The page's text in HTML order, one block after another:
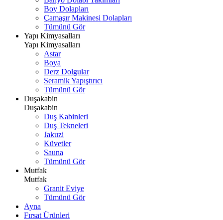
Boy Dolapları
Çamaşır Makinesi Dolapları
Tümünü Gör
Yapı Kimyasalları
Yapı Kimyasalları
Astar
Boya
Derz Dolgular
Seramik Yapıştırıcı
Tümünü Gör
Duşakabin
Duşakabin
Duş Kabinleri
Duş Tekneleri
Jakuzi
Küvetler
Sauna
Tümünü Gör
Mutfak
Mutfak
Granit Eviye
Tümünü Gör
Ayna
Fırsat Ürünleri